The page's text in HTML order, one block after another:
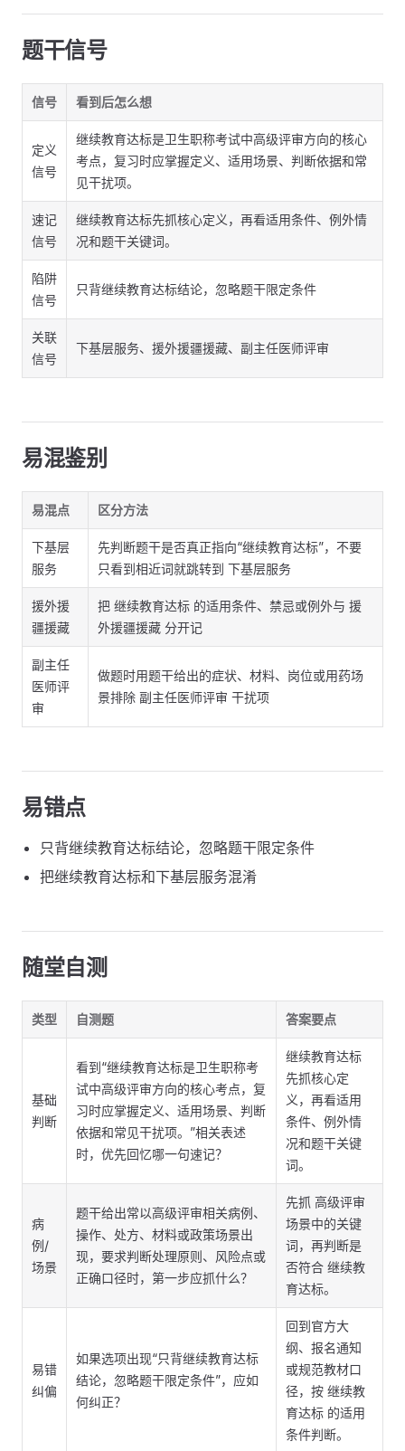
题干信号
信号 看到后怎么想
定义
信号
继续教育达标是卫生职称考试中高级评审方向的核心
考点，复习时应掌握定义、适用场景、判断依据和常
见干扰项。
速记
信号
继续教育达标先抓核心定义，再看适用条件、例外情
况和题干关键词。
陷阱
信号
只背继续教育达标结论，忽略题干限定条件
关联
信号
下基层服务、援外援疆援藏、副主任医师评审
易混鉴别
易混点 区分方法
下基层
服务
先判断题干是否真正指向“继续教育达标”，不要
只看到相近词就跳转到 下基层服务
援外援
疆援藏
把 继续教育达标 的适用条件、禁忌或例外与 援
外援疆援藏 分开记
副主任
医师评
审
做题时用题干给出的症状、材料、岗位或用药场
景排除 副主任医师评审 干扰项
易错点
只背继续教育达标结论，忽略题干限定条件
把继续教育达标和下基层服务混淆
随堂自测
类型 自测题 答案要点
基础
判断
看到“继续教育达标是卫生职称考
试中高级评审方向的核心考点，复
习时应掌握定义、适用场景、判断
依据和常见干扰项。”相关表述
时，优先回忆哪一句速记？
继续教育达标
先抓核心定
义，再看适用
条件、例外情
况和题干关键
词。
病
例/
场景
题干给出常以高级评审相关病例、
操作、处方、材料或政策场景出
现，要求判断处理原则、风险点或
正确口径时，第一步应抓什么？
先抓 高级评审
场景中的关键
词，再判断是
否符合 继续教
育达标。
易错
纠偏
如果选项出现“只背继续教育达标
结论，忽略题干限定条件”，应如
何纠正？
回到官方大
纲、报名通知
或规范教材口
径，按 继续教
育达标 的适用
条件判断。